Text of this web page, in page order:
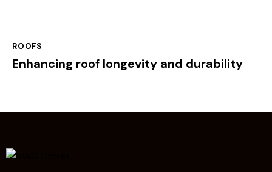
ROOFS
Enhancing roof longevity and durability